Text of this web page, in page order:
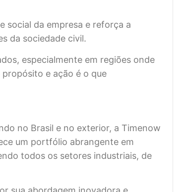
social da empresa e reforça a
da sociedade civil.
especialmente em regiões onde
e ação é o que
no Brasil e no exterior, a Timenow
um portfólio abrangente em
todos os setores industriais, de